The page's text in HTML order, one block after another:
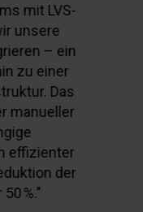
wir die
abbilden
aller
Die
es uns,
über